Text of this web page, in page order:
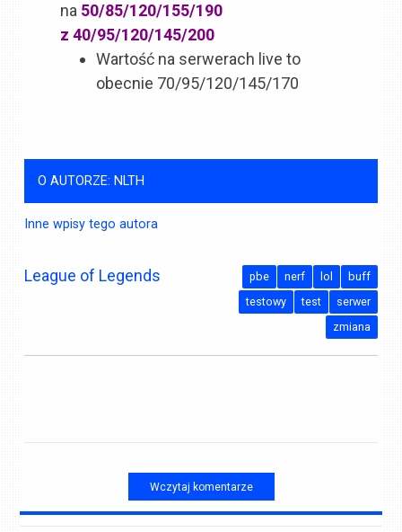
na 50/85/120/155/190
z 40/95/120/145/200
Wartość na serwerach live to
obecnie 70/95/120/145/170
O AUTORZE: NLTH
Inne wpisy tego autora
League of Legends buff
lol
nerf
pbe
serwer
test
testowy
zmiana
Wczytaj komentarze